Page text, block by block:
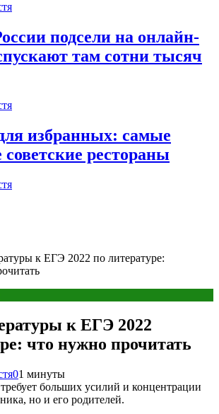
подсели на онлайн-
там сотни тысяч
избранных: самые
рестораны
к ЕГЭ 2022 по литературе:
к ЕГЭ 2022
что нужно прочитать
01 минуты
больших усилий и концентрации
но и его родителей.